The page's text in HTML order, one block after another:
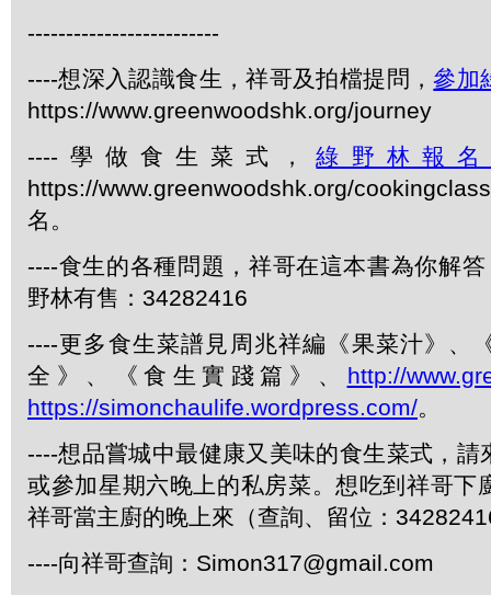
-------------------------
----想深入認識食生，祥哥及拍檔提問，參加
https://www.greenwoodshk.org/journey
----學做食生菜式，綠野林報
https://www.greenwoodshk.org/
名。
----食生的各種問題，祥哥在這本書為你解
野林有售：34282416
----更多食生菜譜見周兆祥編《果菜汁》、
全》、《食生實踐篇》、 http://
https://simonchaulife.wordpress.com/。
----想品嘗城中最健康又美味的食生菜式，請
或參加星期六晚上的私房菜。想吃到祥哥下
祥哥當主廚的晚上來（查詢、留位：
----向祥哥查詢：Simon317@gmail.com